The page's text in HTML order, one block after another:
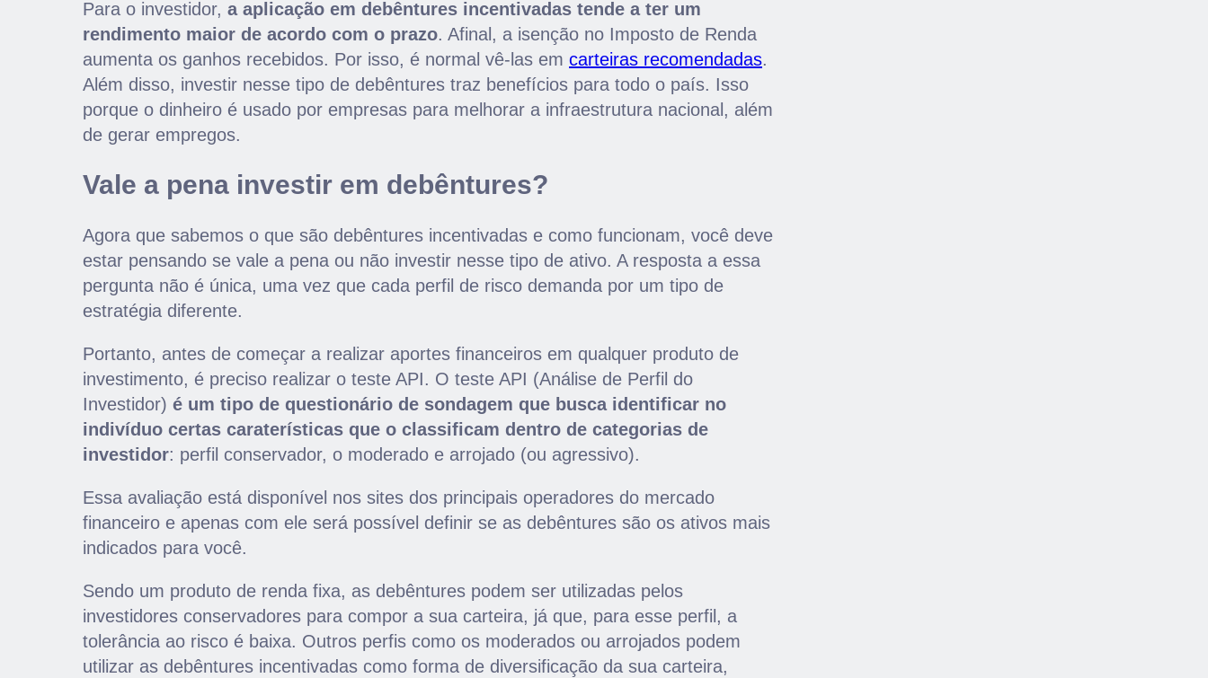
Para o investidor, a aplicação em debêntures incentivadas tende a ter um
rendimento maior de acordo com o prazo. Afinal, a isenção no Imposto de Renda
aumenta os ganhos recebidos. Por isso, é normal vê-las em carteiras recomendadas.
Além disso, investir nesse tipo de debêntures traz benefícios para todo o país. Isso
porque o dinheiro é usado por empresas para melhorar a infraestrutura nacional, além
de gerar empregos.
Vale a pena investir em debêntures?
Agora que sabemos o que são debêntures incentivadas e como funcionam, você deve
estar pensando se vale a pena ou não investir nesse tipo de ativo. A resposta a essa
pergunta não é única, uma vez que cada perfil de risco demanda por um tipo de
estratégia diferente.
Portanto, antes de começar a realizar aportes financeiros em qualquer produto de
investimento, é preciso realizar o teste API. O teste API (Análise de Perfil do
Investidor) é um tipo de questionário de sondagem que busca identificar no
indivíduo certas caraterísticas que o classificam dentro de categorias de
investidor: perfil conservador, o moderado e arrojado (ou agressivo).
Essa avaliação está disponível nos sites dos principais operadores do mercado
financeiro e apenas com ele será possível definir se as debêntures são os ativos mais
indicados para você.
Sendo um produto de renda fixa, as debêntures podem ser utilizadas pelos
investidores conservadores para compor a sua carteira, já que, para esse perfil, a
tolerância ao risco é baixa. Outros perfis como os moderados ou arrojados podem
utilizar as debêntures incentivadas como forma de diversificação da sua carteira,